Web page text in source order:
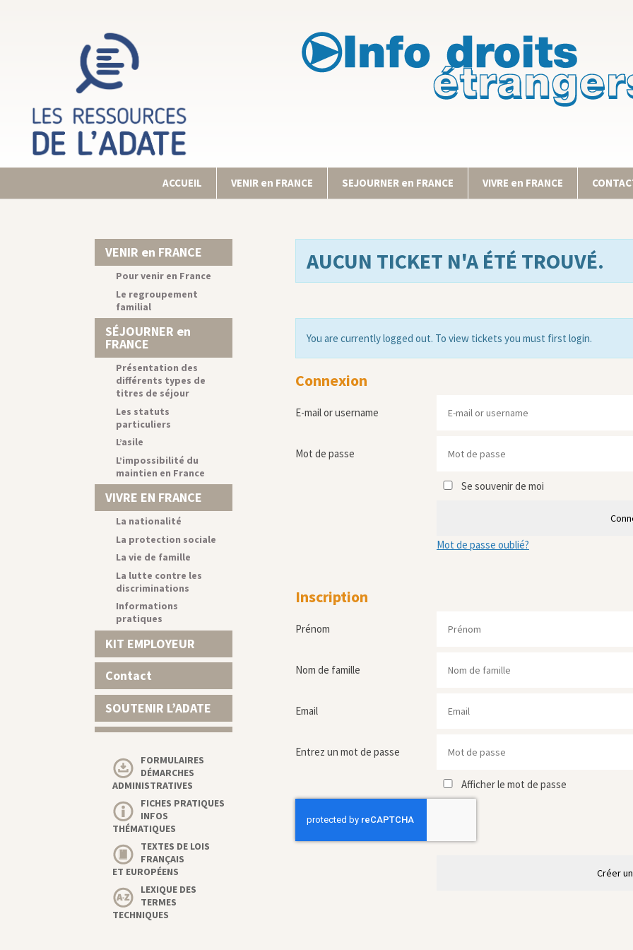
ACCUEIL VENIR en FRANCE SEJOURNER en FRANCE VIVRE en FRANCE
AUCUN TICKET N'A ÉTÉ TROUVÉ.
You are currently logged out. To view tickets you must first login.
Connexion
E-mail or username
Mot de passe
Se souvenir de moi
Mot de passe oublié?
Inscription
Prénom
Nom de famille
Email
Entrez un mot de passe
Afficher le mot de passe
Créer
VENIR en FRANCE
Pour venir en France
Le regroupement
familial
SÉJOURNER en
FRANCE
Présentation des
différents types de
titres de séjour
Les statuts
particuliers
L’asile
L’impossibilité du
maintien en France
VIVRE EN FRANCE
La nationalité
La protection sociale
La vie de famille
La lutte contre les
discriminations
Informations
pratiques
KIT EMPLOYEUR
Contact
SOUTENIR L’ADATE
FORMULAIRES
DÉMARCHES
ADMINISTRATIVES
FICHES PRATIQUES
INFOS
THÉMATIQUES
TEXTES DE LOIS
FRANÇAIS
ET EUROPÉENS
LEXIQUE DES
TERMES
TECHNIQUES